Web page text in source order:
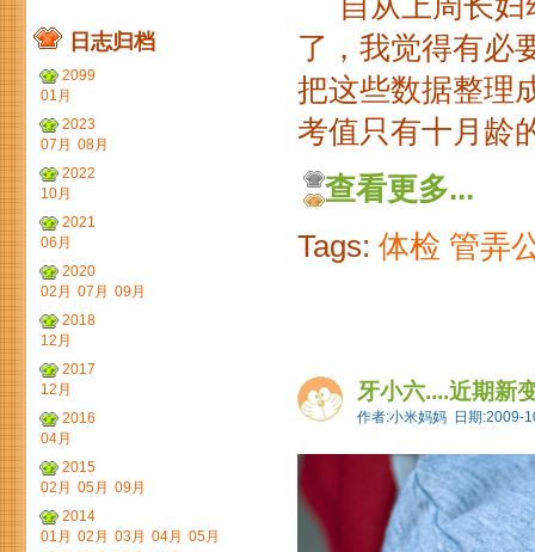
了，我觉得有必
把这些数据整理
考值只有十月龄
查看更多...
Tags:体检 管弄
牙小六....近期新
作者:小米妈妈 日期:2009-
日志归档
2099
01月
2023
07月 08月
2022
10月
2021
06月
2020
02月 07月 09月
2018
12月
2017
12月
2016
04月
2015
02月 05月 09月
2014
01月 02月 03月 04月 05月